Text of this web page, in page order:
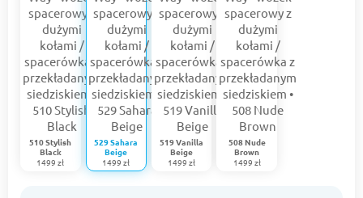
510 Stylish
Black
1499 zł
529 Sahara
Beige
1499 zł
519 Vanilla
Beige
1499 zł
508 Nude
Brown
1499 zł